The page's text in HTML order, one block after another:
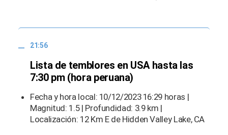
21:56
Lista de temblores en USA hasta las
7:30 pm (hora peruana)
Fecha y hora local: 10/12/2023 16:29 horas |
Magnitud: 1.5 | Profundidad: 3.9 km |
Localización: 12 Km E de Hidden Valley Lake, CA